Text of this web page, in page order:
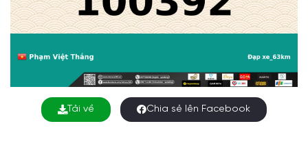
Tải về Chia sẻ lên Facebook